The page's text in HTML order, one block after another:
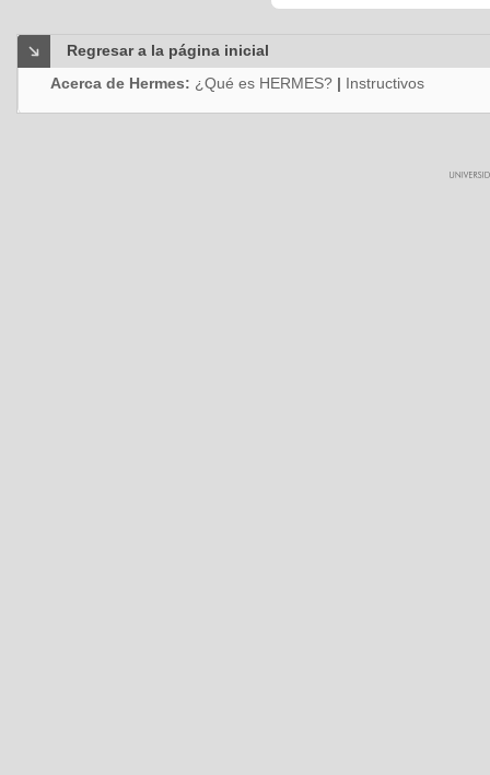
Regresar a la página inicial
Acerca de Hermes: ¿Qué es HERMES? | Instructivos